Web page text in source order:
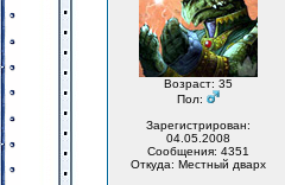
Возраст: 35
Пол:
Зарегистрирован:
04.05.2008
Сообщения: 4351
Откуда: Местный дварх